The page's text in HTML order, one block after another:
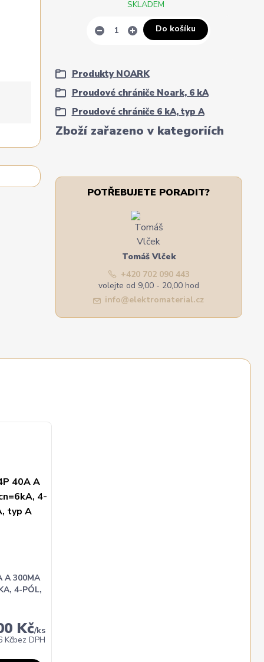
Zboží zařazeno v kategoriích
Produkty NOARK
Proudové chrániče Noark, 6 kA
Proudové chrániče 6 kA, typ A
SKLADEM
Do košíku
POTŘEBUJETE PORADIT?
Tomáš Vlček
+420 702 090 443
volejte od 9,00 - 20,00 hod
info@elektromaterial.cz
A 300MA
4-PÓL,
Kč/ks
Kčbez DPH